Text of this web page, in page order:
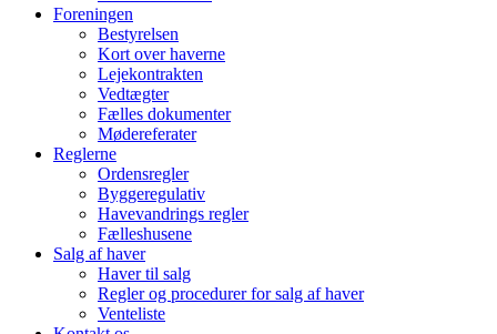
Foreningen
Bestyrelsen
Kort over haverne
Lejekontrakten
Vedtægter
Fælles dokumenter
Mødereferater
Reglerne
Ordensregler
Byggeregulativ
Havevandrings regler
Fælleshusene
Salg af haver
Haver til salg
Regler og procedurer for salg af haver
Venteliste